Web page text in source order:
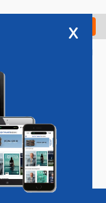
Check in
Vacatures
x